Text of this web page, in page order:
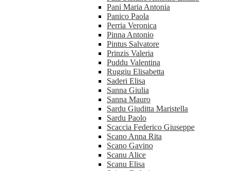
Pani Maria Antonia
Panico Paola
Perria Veronica
Pinna Antonio
Pintus Salvatore
Prinzis Valeria
Puddu Valentina
Ruggiu Elisabetta
Saderi Elisa
Sanna Giulia
Sanna Mauro
Sardu Giuditta Maristella
Sardu Paolo
Scaccia Federico Giuseppe
Scano Anna Rita
Scano Gavino
Scanu Alice
Scanu Elisa